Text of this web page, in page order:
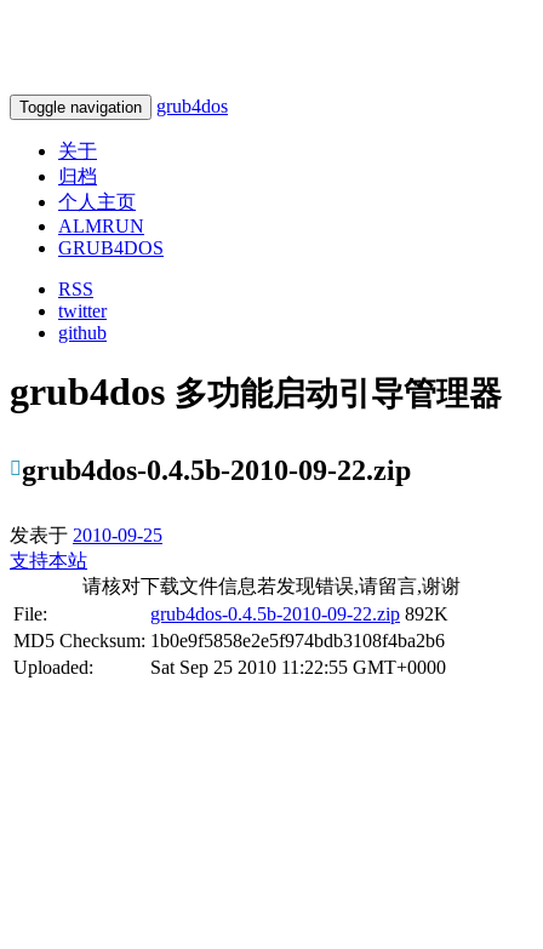
Toggle navigation grub4dos
关于
归档
个人主页
ALMRUN
GRUB4DOS
RSS
twitter
github
grub4dos 多功能启动引导管理器
grub4dos-0.4.5b-2010-09-22.zip
发表于 2010-09-25
支持本站
请核对下载文件信息若发现错误,请留言,谢谢
File:
grub4dos-0.4.5b-2010-09-22.zip 892K
MD5 Checksum: 1b0e9f5858e2e5f974bdb3108f4ba2b6
Uploaded:
Sat Sep 25 2010 11:22:55 GMT+0000